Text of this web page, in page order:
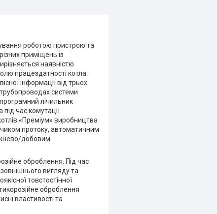
роботою пристрою та
приміщень із
наявністю
працездатності котла.
інформації від трьох
системи
лічильник
час комутації
«Преміум» виробництва
протоку, автоматичним
добовим
оброблення. Під час
вигляду та
товстостінної
оброблення
властивості та